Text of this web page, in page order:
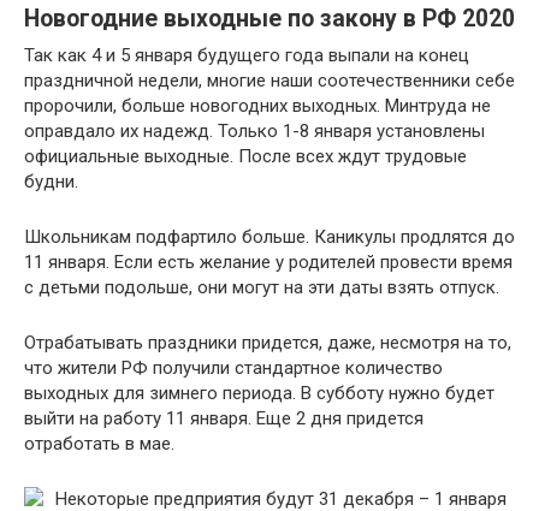
Новогодние выходные по закону в РФ 2020
Так как 4 и 5 января будущего года выпали на конец
праздничной недели, многие наши соотечественники себе
пророчили, больше новогодних выходных. Минтруда не
оправдало их надежд. Только 1-8 января установлены
официальные выходные. После всех ждут трудовые
будни.
Школьникам подфартило больше. Каникулы продлятся до
11 января. Если есть желание у родителей провести время
с детьми подольше, они могут на эти даты взять отпуск.
Отрабатывать праздники придется, даже, несмотря на то,
что жители РФ получили стандартное количество
выходных для зимнего периода. В субботу нужно будет
выйти на работу 11 января. Еще 2 дня придется
отработать в мае.
Некоторые предприятия будут 31 декабря – 1 января